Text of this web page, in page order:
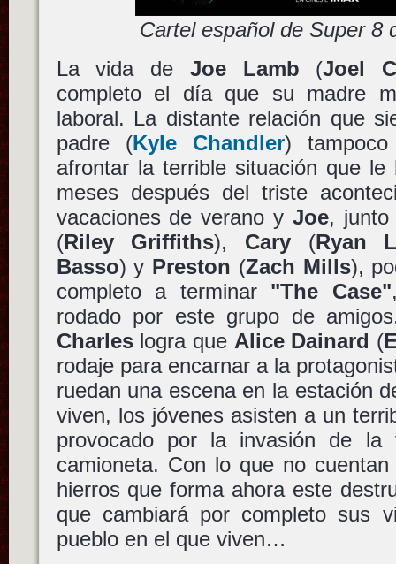
Cartel español de Super 8
La vida de Joe Lamb (Joel
completo el día que su madre
laboral. La distante relación que
padre (Kyle Chandler)
afrontar la terrible situación que
meses después del triste
vacaciones de verano yJoe,
(Riley Griffiths), Cary(Ryan
Basso) y Preston (Zach Mills),
completo a terminar "The Case"
rodado por este grupo de
Charleslogra que Alice Dainard (
rodaje para encarnar a la
ruedan una escena en la estación
viven, los jóvenes asisten a un
provocado por la invasión de
camioneta. Con lo que no
hierros que forma ahora este
que cambiará por completo sus
pueblo en el que viven…